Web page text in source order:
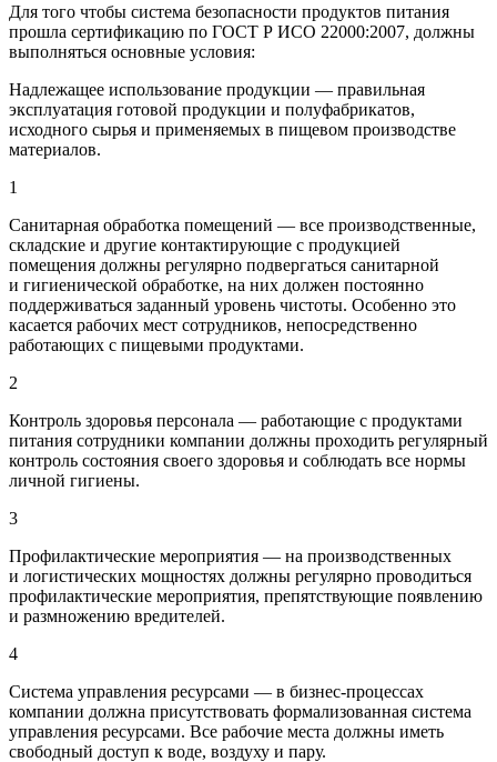
Для того чтобы система безопасности продуктов питания
прошла сертификацию по ГОСТ Р ИСО 22000:2007, должны
выполняться основные условия:
Надлежащее использование продукции — правильная
эксплуатация готовой продукции и полуфабрикатов,
исходного сырья и применяемых в пищевом производстве
материалов.
1
Санитарная обработка помещений — все производственные,
складские и другие контактирующие с продукцией
помещения должны регулярно подвергаться санитарной
и гигиенической обработке, на них должен постоянно
поддерживаться заданный уровень чистоты. Особенно это
касается рабочих мест сотрудников, непосредственно
работающих с пищевыми продуктами.
2
Контроль здоровья персонала — работающие с продуктами
питания сотрудники компании должны проходить регулярный
контроль состояния своего здоровья и соблюдать все нормы
личной гигиены.
3
Профилактические мероприятия — на производственных
и логистических мощностях должны регулярно проводиться
профилактические мероприятия, препятствующие появлению
и размножению вредителей.
4
Система управления ресурсами — в бизнес-процессах
компании должна присутствовать формализованная система
управления ресурсами. Все рабочие места должны иметь
свободный доступ к воде, воздуху и пару.